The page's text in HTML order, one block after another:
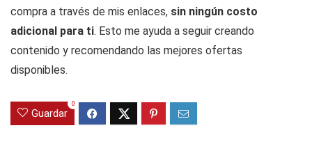
compra a través de mis enlaces, sin ningún costo
adicional para ti. Esto me ayuda a seguir creando
contenido y recomendando las mejores ofertas
disponibles.
Guardar
0